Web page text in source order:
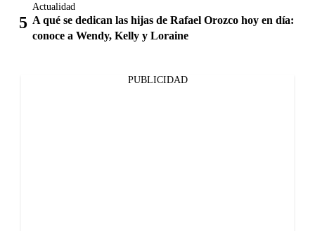
Actualidad
A qué se dedican las hijas de Rafael Orozco hoy en día:
conoce a Wendy, Kelly y Loraine
PUBLICIDAD